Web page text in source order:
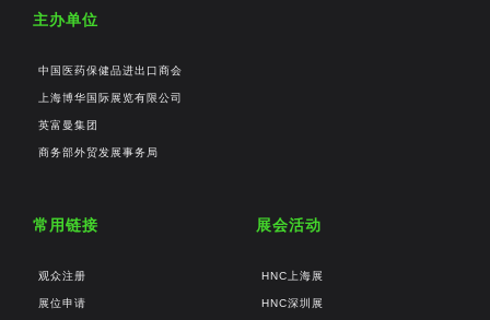
主办单位
中国医药保健品进出口商会
上海博华国际展览有限公司
英富曼集团
商务部外贸发展事务局
常用链接
观众注册
展位申请
展会活动
HNC上海展
HNC深圳展